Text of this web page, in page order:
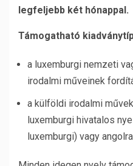
legfeljebb két hónappal.
Támogatható
a luxemburgi nemzeti
irodalmi műveinek
a külföldi irodalmi
luxemburgi hivatalos
luxemburgi) vagy